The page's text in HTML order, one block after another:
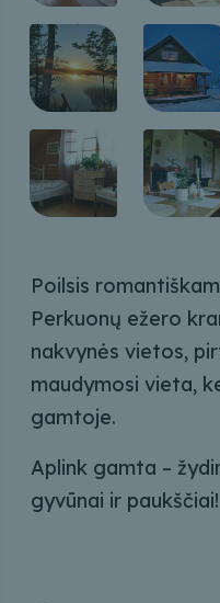
Poilsis
Perkuonų ežero
nakvynės vietos,
maudymosi vieta,
gamtoje.
Aplink gamta –
gyvūnai ir paukščiai!